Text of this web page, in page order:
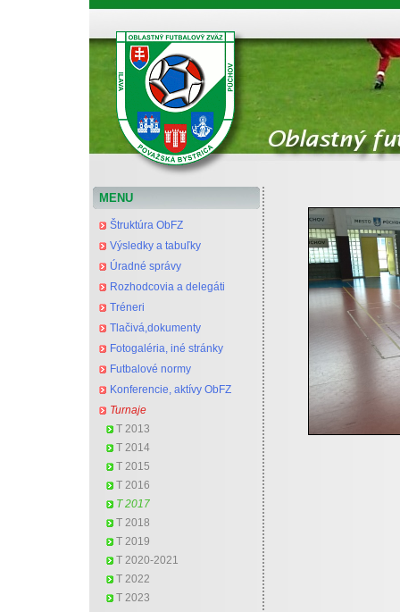
MENU
Štruktúra ObFZ
Výsledky a tabuľky
Úradné správy
Rozhodcovia a delegáti
Tréneri
Tlačivá,dokumenty
Fotogaléria, iné stránky
Futbalové normy
Konferencie, aktívy ObFZ
Turnaje
T 2013
T 2014
T 2015
T 2016
T 2017
T 2018
T 2019
T 2020-2021
T 2022
T 2023